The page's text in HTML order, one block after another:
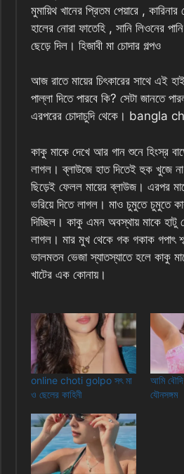
মুমায়িথ খানের প্রিতম পেয়ারে ,
হালের নোরা ফাতেহি , সানি লিওনের
ছেড়ে দিল। হিজাবী মা চোদার গল্পও
আজ রাতে মায়ের চিৎকারের সাথে এই
পাল্লা দিতে পারবে কি? সেটা জানতে
এরপরের চোদাচুদি থেকে। bangla
কাকু মাকে দেখে আর গান শুনে হিংস্র
লাগল। ব্লাউজে হাত দিতেই হুক খুজে
ছিড়েই ফেলল মায়ের ব্লাউজ। এরপর
ভরিয়ে দিতে লাগল। মাও চুমুতে চুমুতে
দিচ্ছিল। কাকু এমন অবস্থায় মাকে হাটু
লাগল। মার মুখ থেকে গক গকাক গপাৎ
ভালমতন ভেজা স্যাতস্যাতে হলে কাকু
খাটের এক কোনায়।
online choti golpo সৎ মা
ও ছেলের কাহিনী
আমি বৌদি
যৌনসঙ্গম